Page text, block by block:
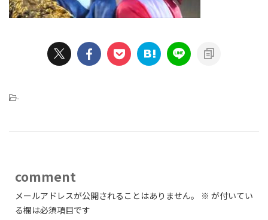
-
comment
メールアドレスが公開されることはありません。 ※ が付いてい
る欄は必須項目です